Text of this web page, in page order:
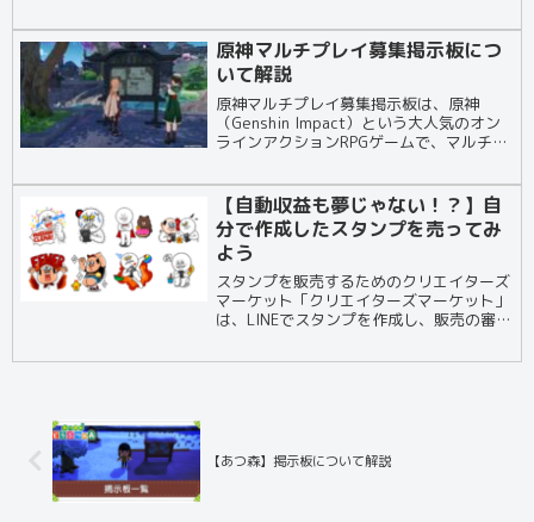
2つご紹介していきたいと思います。LINE
スタンプ／着せかえ／絵文字のプレゼント
まずL...
原神マルチプレイ募集掲示板につ
いて解説
原神マルチプレイ募集掲示板は、原神
（Genshin Impact）という大人気のオン
ラインアクションRPGゲームで、マルチプ
ヤーが、仲間を募集するためのオンライン
掲示板です。原神マルチプレイ募集掲示板
で...
【自動収益も夢じゃない！？】自
分で作成したスタンプを売ってみ
よう
スタンプを販売するためのクリエイターズ
マーケット「クリエイターズマーケット」
は、LINEでスタンプを作成し、販売の審査
料で出来るので、プロのイラストレーター
【あつ森】掲示板について解説